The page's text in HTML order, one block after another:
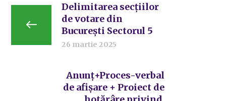
Delimitarea secțiilor
de votare din
București Sectorul 5
26 martie 2025
Anunț+Proces-verbal
de afișare + Proiect de